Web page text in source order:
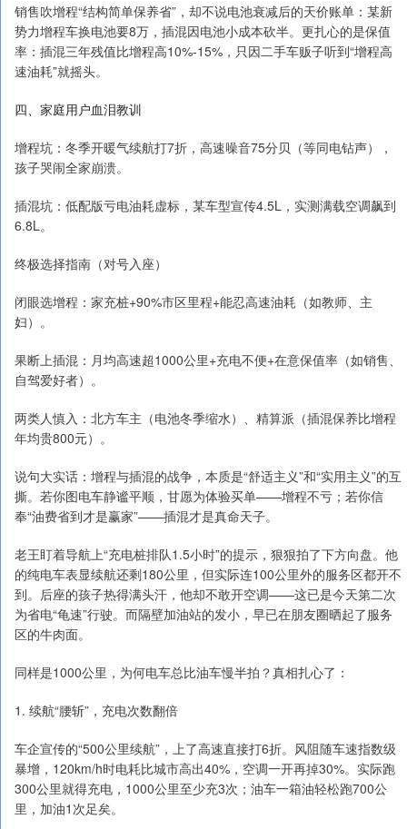
销售吹增程“结构简单保养省”，却不说电池衰减后的天价账单：某新
势力增程车换电池要8万，插混因电池小成本砍半。更扎心的是保值
率：插混三年残值比增程高10%-15%，只因二手车贩子听到“增程高
速油耗”就摇头。
四、家庭用户血泪教训
增程坑：冬季开暖气续航打7折，高速噪音75分贝（等同电钻声），
孩子哭闹全家崩溃。
插混坑：低配版亏电油耗虚标，某车型宣传4.5L，实测满载空调飙到
6.8L。
终极选择指南（对号入座）
闭眼选增程：家充桩+90%市区里程+能忍高速油耗（如教师、主
妇）。
果断上插混：月均高速超1000公里+充电不便+在意保值率（如销售、
自驾爱好者）。
两类人慎入：北方车主（电池冬季缩水）、精算派（插混保养比增程
年均贵800元）。
说句大实话：增程与插混的战争，本质是“舒适主义”和“实用主义”的互
撕。若你图电车静谧平顺，甘愿为体验买单——增程不亏；若你信
奉“油费省到才是赢家”——插混才是真命天子。
老王盯着导航上“充电桩排队1.5小时”的提示，狠狠拍了下方向盘。他
的纯电车表显续航还剩180公里，但实际连100公里外的服务区都开不
到。后座的孩子热得满头汗，他却不敢开空调——这已是今天第二次
为省电“龟速”行驶。而隔壁加油站的发小，早已在朋友圈晒起了服务
区的牛肉面。
同样是1000公里，为何电车总比油车慢半拍？真相扎心了：
1. 续航“腰斩”，充电次数翻倍
车企宣传的“500公里续航”，上了高速直接打6折。风阻随车速指数级
暴增，120km/h时电耗比城市高出40%，空调一开再掉30%。实际跑
300公里就得充电，1000公里至少充3次；油车一箱油轻松跑700公
里，加油1次足矣。